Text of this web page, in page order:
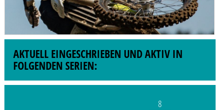
AKTUELL EINGESCHRIEBEN UND AKTIV IN
FOLGENDEN SERIEN:
8